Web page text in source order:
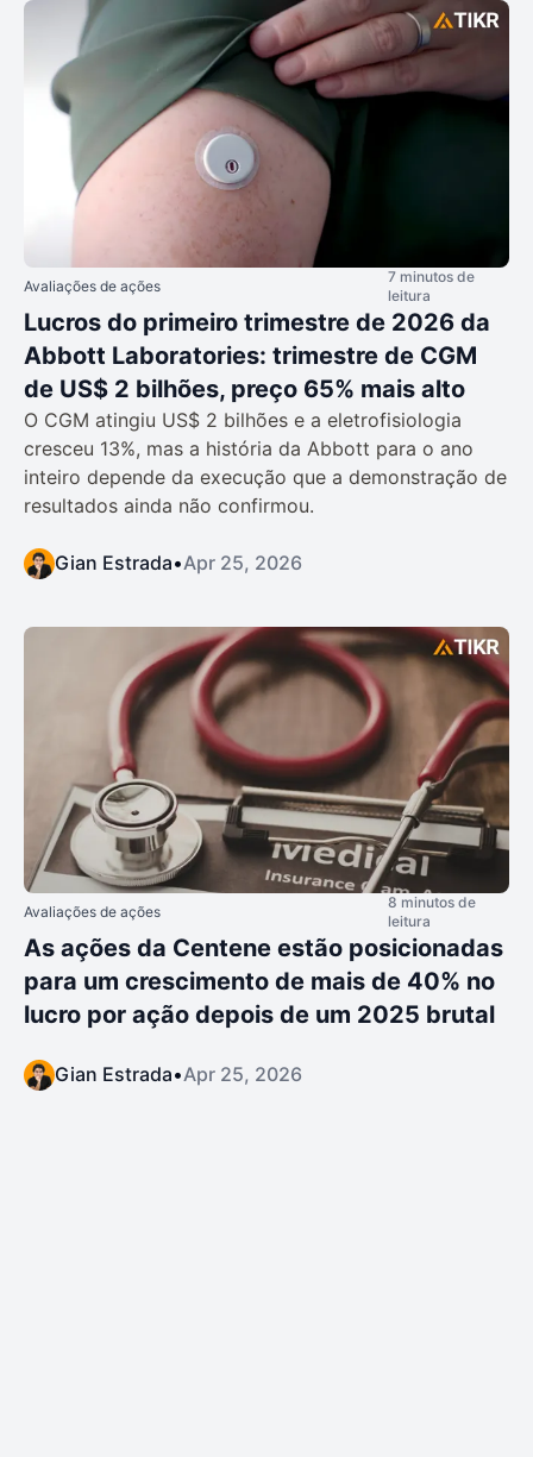
Avaliações de ações
7 minutos de
leitura
Lucros do primeiro trimestre de 2026 da
Abbott Laboratories: trimestre de CGM
de US$ 2 bilhões, preço 65% mais alto
O CGM atingiu US$ 2 bilhões e a eletrofisiologia
cresceu 13%, mas a história da Abbott para o ano
inteiro depende da execução que a demonstração de
resultados ainda não confirmou.
Gian Estrada•Apr 25, 2026
Avaliações de ações
8 minutos de
leitura
As ações da Centene estão posicionadas
para um crescimento de mais de 40% no
lucro por ação depois de um 2025 brutal
Gian Estrada•Apr 25, 2026